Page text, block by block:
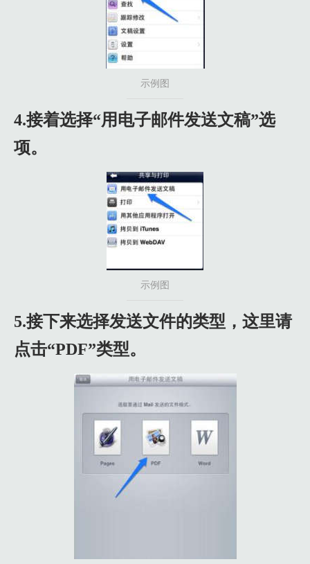
示例图
4.接着选择“用电子邮件发送文稿”选
项。
示例图
5.接下来选择发送文件的类型，这里请
点击“PDF”类型。